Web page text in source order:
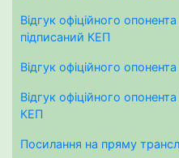
Відгук офіційного
підписаний КЕП
Відгук офіційного
Відгук офіційного
КЕП
Посилання на пряму